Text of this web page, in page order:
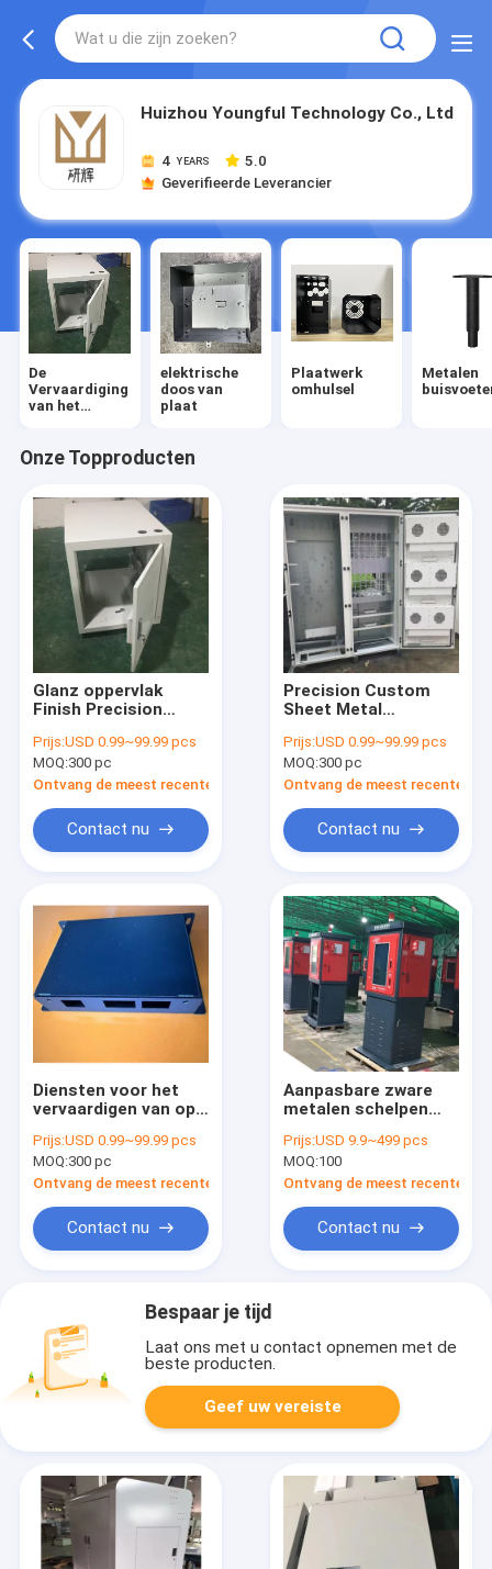
Huizhou Youngful Technology Co., Ltd
4 YEARS
5.0
Geverifieerde Leverancier
De
Vervaardiging
van het
elektrische
doos van
plaat
Plaatwerk
omhulsel
Metalen
Onze Topproducten
Glanz oppervlak
Finish Precision
Fabricatie
Corrosiebestendigheid
Prijs:USD 0.99~99.99 pcs
MOQ:300 pc
Ontvang de meest recente Prijs
Contact nu
Precision Custom
Sheet Metal
sterkte 1 mm Dikte
Prijs:USD 0.99~99.99 pcs
MOQ:300 pc
Ontvang de meest recente
Contact nu
Diensten voor het
vervaardigen van op
platen met
corrosiebestendigheid
Prijs:USD 0.99~99.99 pcs
MOQ:300 pc
Ontvang de meest recente Prijs
Contact nu
Aanpasbare zware
metalen schelpen
beschermmachine
Prijs:USD 9.9~499 pcs
MOQ:100
Ontvang de meest recente
Contact nu
Bespaar je tijd
Laat ons met u contact opnemen met de
beste producten.
Geef uw vereiste